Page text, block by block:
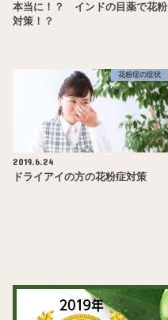
本当に！？ インドの目薬で花粉
対策！？
花粉症の症状
2019.6.24
ドライアイの方の花粉症対策